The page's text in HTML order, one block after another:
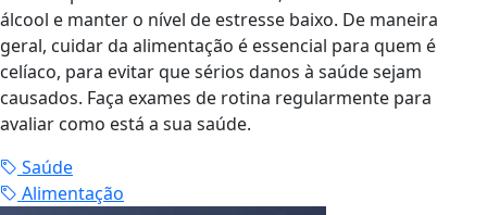
álcool e manter o nível de estresse baixo. De maneira
geral, cuidar da alimentação é essencial para quem é
celíaco, para evitar que sérios danos à saúde sejam
causados. Faça exames de rotina regularmente para
avaliar como está a sua saúde.
Saúde
Alimentação